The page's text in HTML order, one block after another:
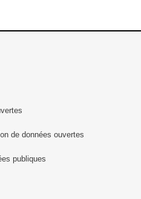
de données ouvertes
publiques